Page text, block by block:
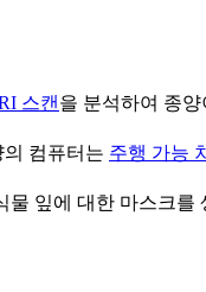
스캔 을 분석하여 종
컴퓨터는 주행 가능
잎에 대한 마스크